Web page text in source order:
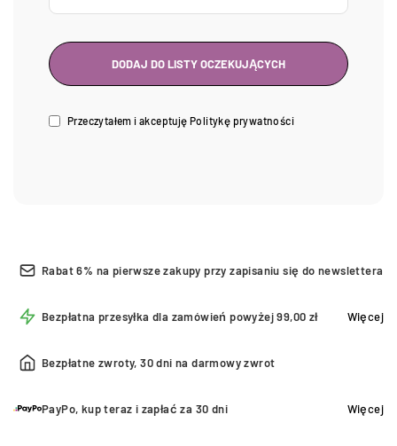
Przeczytałem i akceptuję Politykę prywatności
Rabat 6% na pierwsze zakupy przy zapisaniu się do newslettera
Bezpłatna przesyłka dla zamówień powyżej 99,00 zł Więcej
Bezpłatne zwroty, 30 dni na darmowy zwrot
PayPo, kup teraz i zapłać za 30 dni Więcej